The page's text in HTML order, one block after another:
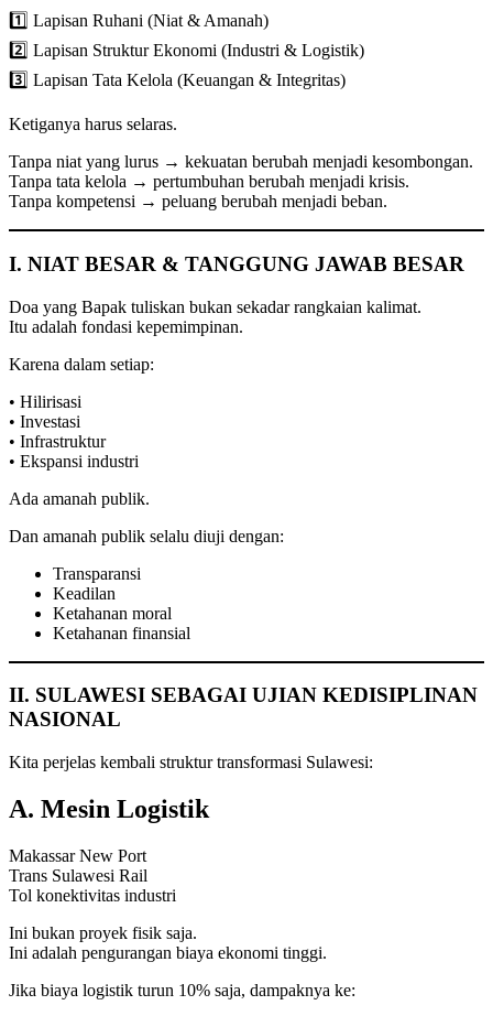
1️⃣ Lapisan Ruhani (Niat & Amanah)
2️⃣ Lapisan Struktur Ekonomi (Industri & Logistik)
3️⃣ Lapisan Tata Kelola (Keuangan & Integritas)
Ketiganya harus selaras.
Tanpa niat yang lurus → kekuatan berubah menjadi kesombongan.
Tanpa tata kelola → pertumbuhan berubah menjadi krisis.
Tanpa kompetensi → peluang berubah menjadi beban.
I. NIAT BESAR & TANGGUNG JAWAB BESAR
Doa yang Bapak tuliskan bukan sekadar rangkaian kalimat.
Itu adalah fondasi kepemimpinan.
Karena dalam setiap:
• Hilirisasi
• Investasi
• Infrastruktur
• Ekspansi industri
Ada amanah publik.
Dan amanah publik selalu diuji dengan:
Transparansi
Keadilan
Ketahanan moral
Ketahanan finansial
II. SULAWESI SEBAGAI UJIAN KEDISIPLINAN
NASIONAL
Kita perjelas kembali struktur transformasi Sulawesi:
A. Mesin Logistik
Makassar New Port
Trans Sulawesi Rail
Tol konektivitas industri
Ini bukan proyek fisik saja.
Ini adalah pengurangan biaya ekonomi tinggi.
Jika biaya logistik turun 10% saja, dampaknya ke: